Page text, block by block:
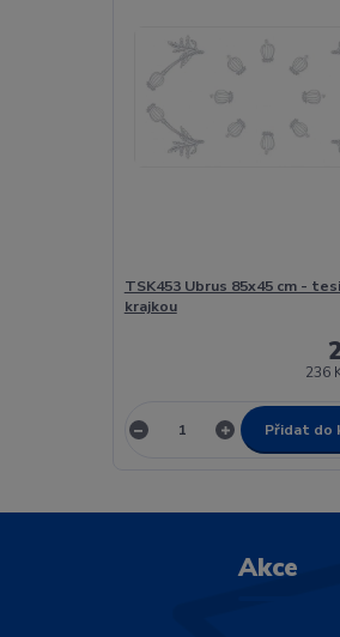
TSK453 Ubrus 85x45 cm -
krajkou
236
Přidat do
Akce